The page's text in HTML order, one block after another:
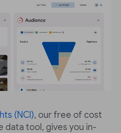
(NCI), our free of cost
data tool, gives you in-